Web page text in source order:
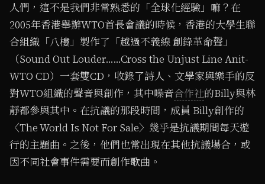
人們，這不是我們非常熟悉的「全球化經驗」嘛？在
2005年香港舉辦WTO首長會議的時候，香港的大學生聯
合組織「八樓」製作了「越過不義線 創錄革命聲」
（Sound Out Louder……Cross the Unjust Line Anit-
WTO CD）一套雙CD，收錄了詩人、文學家與樂手的反
對WTO組織的聲音與創作，其中噪音合作社的Billy與林
靜都參與其中。在抗議的那段時間，成員 Billy創作的
〈The World Is Not For Sale〉幾乎是抗議期間每天遊
行的主題曲。之後，他們也常出現在其他抗議場合，或
因不同社會事件需要而創作歌曲。